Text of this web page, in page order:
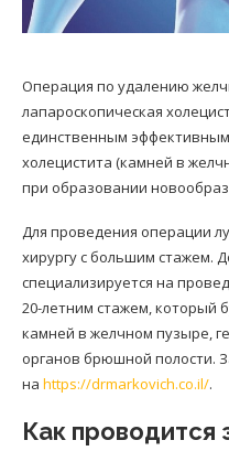
Операция по удалению
лапароскопическая
единственным эффективным
холецистита (камней в
при образовании
Для проведения операции
хирургу с большим стажем.
специализируется на
20-летним стажем, который
камней в желчном пузыре,
органов брюшной полости.
на https://drmarkovich.co.il/.
Как проводится